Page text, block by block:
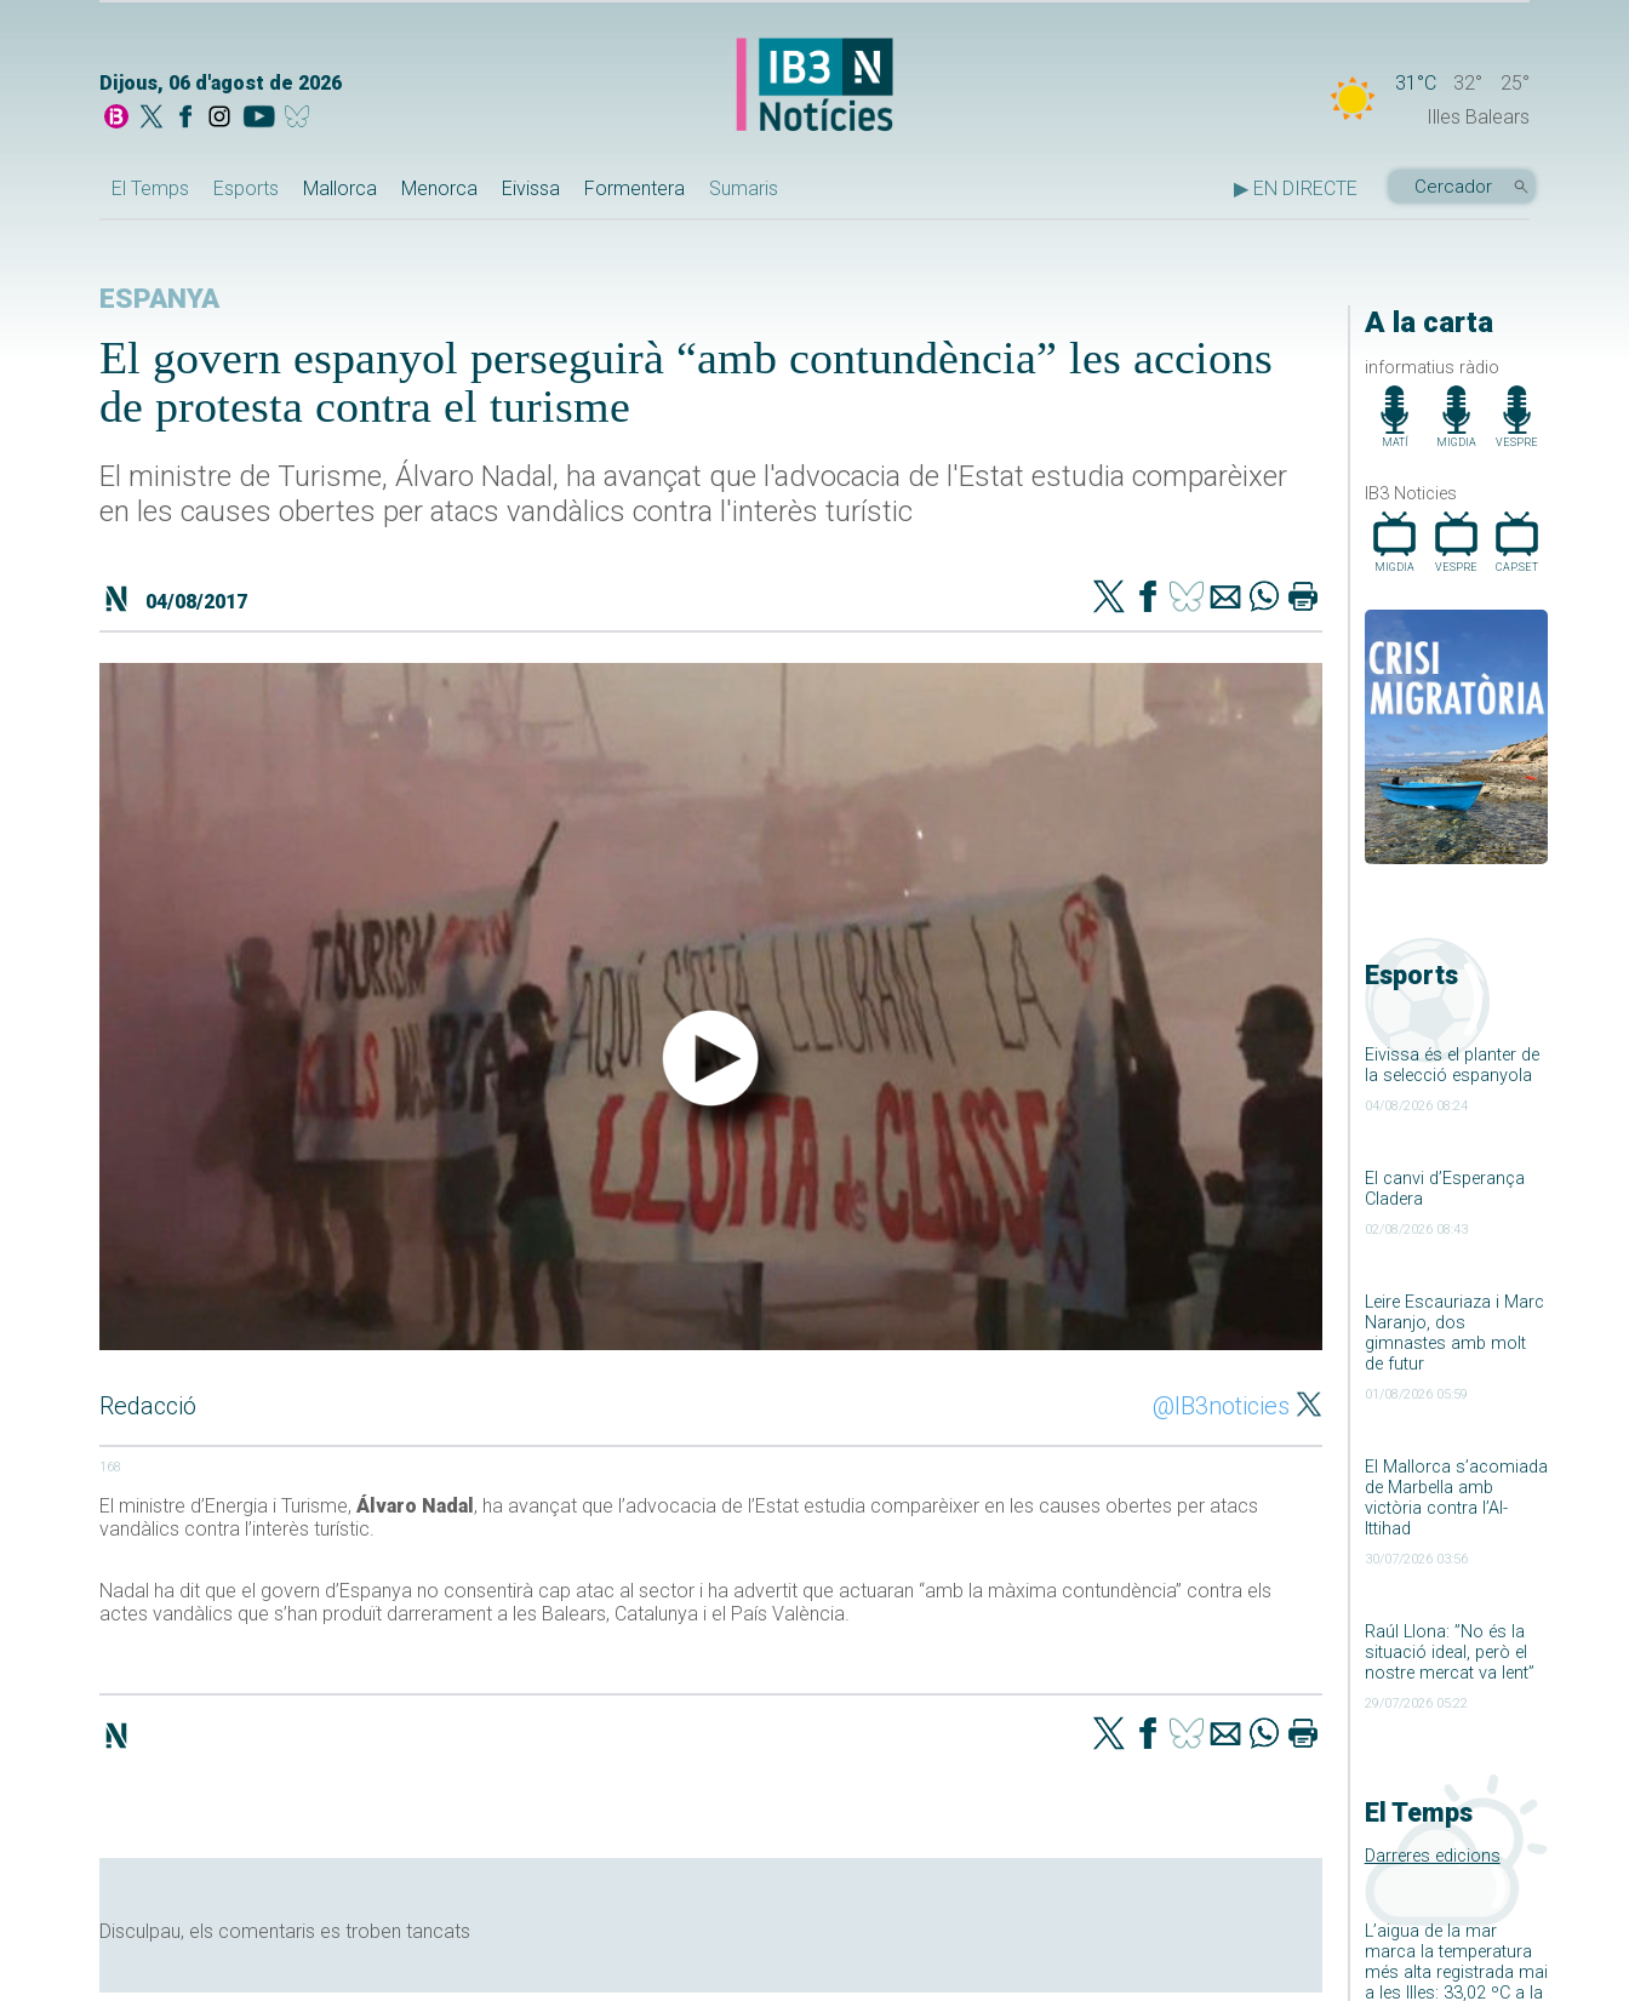
Dijous, 06 d'agost de 2026 31°C 32°
25°
Illes Balears
El Temps Esports Mallorca Menorca Eivissa Formentera Sumaris ▶ EN DIRECTE
A la carta
informatius ràdio
MATÍ MIGDIA VESPRE
IB3 Noticies
MIGDIA VESPRE CAP.SET
Esports
Eivissa és el planter de
la selecció espanyola
04/08/2026 08:24
El canvi d’Esperança
Cladera
02/08/2026 08:43
Leire Escauriaza i Marc
Naranjo, dos
gimnastes amb molt
de futur
01/08/2026 05:59
El Mallorca s’acomiada
de Marbella amb
victòria contra l’Al-
Ittihad
30/07/2026 03:56
Raúl Llona: ”No és la
situació ideal, però el
nostre mercat va lent”
29/07/2026 05:22
El Temps
Darreres edicions
L’aigua de la mar
marca la temperatura
més alta registrada mai
a les Illes: 33,02 ºC a la
ESPANYA
El govern espanyol perseguirà “amb contundència” les accions
de protesta contra el turisme
El ministre de Turisme, Álvaro Nadal, ha avançat que l'advocacia de l'Estat estudia comparèixer
en les causes obertes per atacs vandàlics contra l'interès turístic
04/08/2017
Redacció @IB3noticies
168
El ministre d’Energia i Turisme, Álvaro Nadal , ha avançat que l’advocacia de l’Estat estudia comparèixer en les causes obertes per atacs
vandàlics contra l’interès turístic.
Nadal ha dit que el govern d’Espanya no consentirà cap atac al sector i ha advertit que actuaran “amb la màxima contundència” contra els
actes vandàlics que s’han produït darrerament a les Balears, Catalunya i el País València.
Disculpau, els comentaris es troben tancats